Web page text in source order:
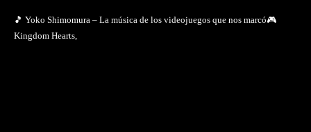
🎵 Yoko Shimomura – La música de los videojuegos que nos marcó🎮
Kingdom Hearts,